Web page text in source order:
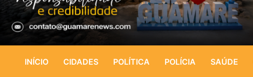
INÍCIO CIDADES POLÍTICA POLÍCIA SAÚDE